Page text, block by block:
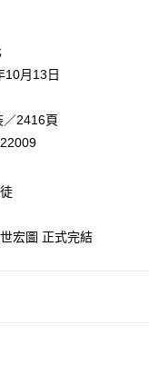
含以上)免運費
含以上)免運費
含以上)免運費
10月13日
／2416頁
宏圖 正式完結